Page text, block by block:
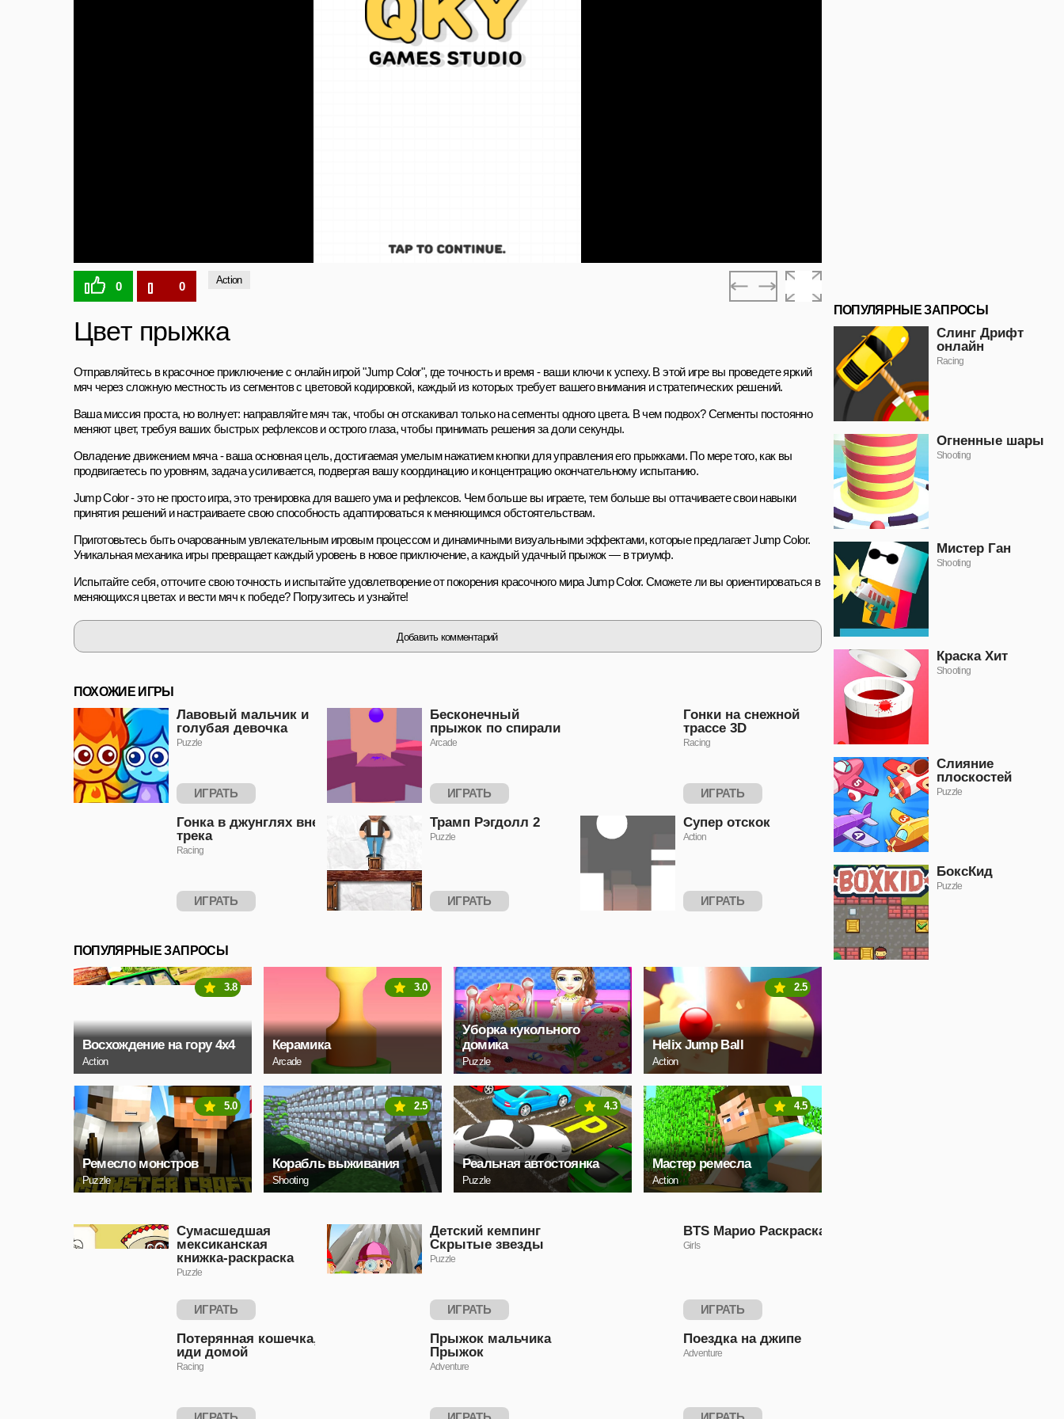
0 0 Action
Цвет прыжка
Отправляйтесь в красочное приключение с онлайн игрой "Jump Color", где точность и время - ваши ключи к успеху. В этой игре вы проведете яркий
мяч через сложную местность из сегментов с цветовой кодировкой, каждый из которых требует вашего внимания и стратегических решений.
Ваша миссия проста, но волнует: направляйте мяч так, чтобы он отскакивал только на сегменты одного цвета. В чем подвох? Сегменты постоянно
меняют цвет, требуя ваших быстрых рефлексов и острого глаза, чтобы принимать решения за доли секунды.
Овладение движением мяча - ваша основная цель, достигаемая умелым нажатием кнопки для управления его прыжками. По мере того, как вы
продвигаетесь по уровням, задача усиливается, подвергая вашу координацию и концентрацию окончательному испытанию.
Jump Color - это не просто игра, это тренировка для вашего ума и рефлексов. Чем больше вы играете, тем больше вы оттачиваете свои навыки
принятия решений и настраиваете свою способность адаптироваться к меняющимся обстоятельствам.
Приготовьтесь быть очарованным увлекательным игровым процессом и динамичными визуальными эффектами, которые предлагает Jump Color.
Уникальная механика игры превращает каждый уровень в новое приключение, а каждый удачный прыжок — в триумф.
Испытайте себя, отточите свою точность и испытайте удовлетворение от покорения красочного мира Jump Color. Сможете ли вы ориентироваться в
меняющихся цветах и вести мяч к победе? Погрузитесь и узнайте!
Добавить комментарий
ПОХОЖИЕ ИГРЫ
Лавовый мальчик и
голубая девочка
Puzzle
ИГРАТЬ
Бесконечный
прыжок по спирали
Arcade
ИГРАТЬ
Гонки на снежной
трассе 3D
Racing
ИГРАТЬ
Гонка в джунглях вне
трека
Racing
ИГРАТЬ
Трамп Рэгдолл 2
Puzzle
ИГРАТЬ
Супер отскок
Action
ИГРАТЬ
ПОПУЛЯРНЫЕ ЗАПРОСЫ
Восхождение на гору 4x4
Action
3.8
Керамика
Arcade
3.0
Уборка кукольного
домика
Puzzle
Helix Jump Ball
Action
2.5
Ремесло монстров
Puzzle
5.0
Корабль выживания
Shooting
2.5
Реальная автостоянка
Puzzle
4.3
Мастер ремесла
Action
4.5
Сумасшедшая
мексиканская
книжка-раскраска
Puzzle
ИГРАТЬ
Детский кемпинг
Скрытые звезды
Puzzle
ИГРАТЬ
BTS Марио Раскраска
Girls
ИГРАТЬ
Потерянная кошечка,
иди домой
Racing
Прыжок мальчика
Прыжок
Adventure
Поездка на джипе
Adventure
ПОПУЛЯРНЫЕ ЗАПРОСЫ
Слинг Дрифт
онлайн
Racing
Огненные шары
Shooting
Мистер Ган
Shooting
Краска Хит
Shooting
Слияние
плоскостей
Puzzle
БоксКид
Puzzle